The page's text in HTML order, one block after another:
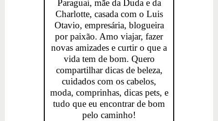
Paraguai, mãe da Duda e da
Charlotte, casada com o Luis
Otavio, empresária, blogueira
por paixão. Amo viajar, fazer
novas amizades e curtir o que a
vida tem de bom. Quero
compartilhar dicas de beleza,
cuidados com os cabelos,
moda, comprinhas, dicas pets, e
tudo que eu encontrar de bom
pelo caminho!